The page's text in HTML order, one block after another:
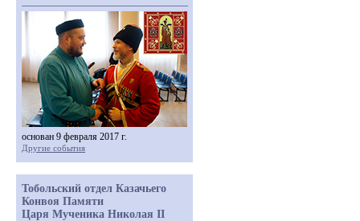
основан 9 февраля 2017 г.
Другие события
Тобольский отдел Казачьего
Конвоя Памяти
Царя Мученика Николая II